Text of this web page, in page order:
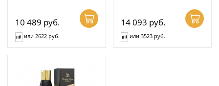
10 489 руб.
или 2622 руб.
14 093 руб.
или 3523 руб.